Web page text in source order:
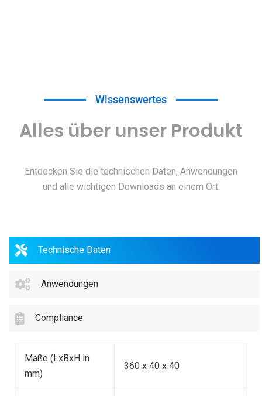
Wissenswertes
Alles über unser Produkt
Entdecken Sie die technischen Daten, Anwendungen
und alle wichtigen Downloads an einem Ort.
Technische Daten
Anwendungen
Compliance
Maße (LxBxH in
mm)
360 x 40 x 40